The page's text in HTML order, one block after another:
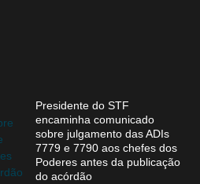
Presidente do STF
encaminha comunicado
sobre julgamento das ADIs
7779 e 7790 aos chefes dos
Poderes antes da publicação
do acórdão